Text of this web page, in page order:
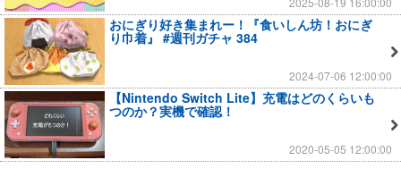
おにぎり好き集まれー！『食いしん坊！おにぎ
り巾着』 #週刊ガチャ 384
2024-07-06 12:00:00
【Nintendo Switch Lite】充電はどのくらいも
つのか？実機で確認！
2020-05-05 12:00:00